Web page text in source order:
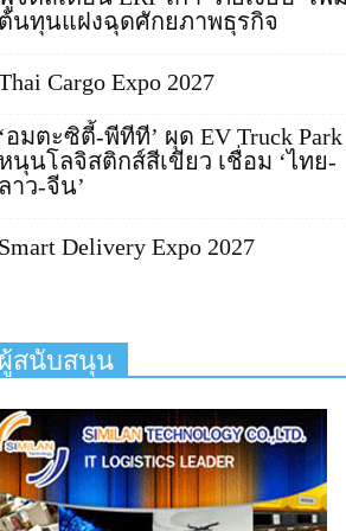
นทุนแฝงฉุดศักยภาพธุรกิจ
Cargo Expo 2027
อมตะซิตี้-พีทีที’ ผุด EV Truck Park
นุนโลจิสติกส์สีเขียว เชื่อม ‘ไทย-
าว-จีน’
Delivery Expo 2027
สนับสนุน